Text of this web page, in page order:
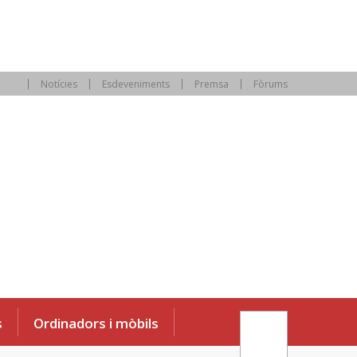
Notícies Esdeveniments Premsa Fòrums
Ordinadors i mòbils